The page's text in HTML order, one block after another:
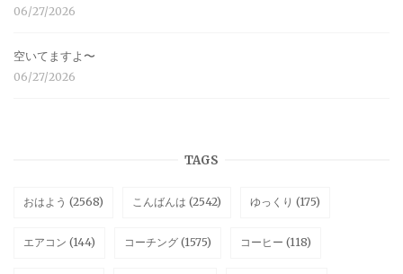
06/27/2026
空いてますよ〜
06/27/2026
TAGS
おはよう (2568) こんばんは (2542) ゆっくり (175)
エアコン (144) コーチング (1575) コーヒー (118)